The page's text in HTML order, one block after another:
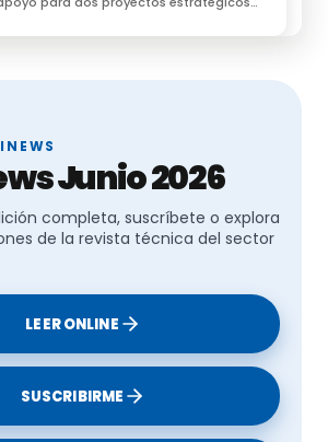
Junio 2026
completa, suscríbete o explora
de la revista técnica del sector
LEER ONLINE
SUSCRIBIRME